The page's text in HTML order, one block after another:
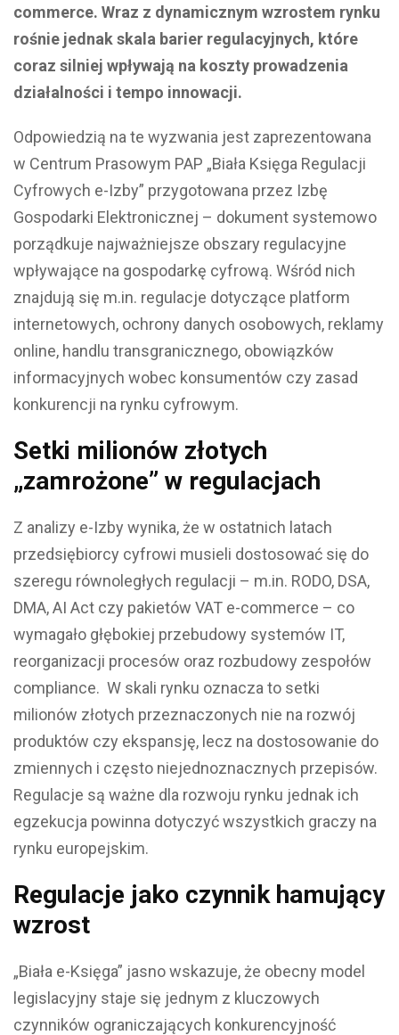
commerce. Wraz z dynamicznym wzrostem rynku
rośnie jednak skala barier regulacyjnych, które
coraz silniej wpływają na koszty prowadzenia
działalności i tempo innowacji.
Odpowiedzią na te wyzwania jest zaprezentowana
w Centrum Prasowym PAP „Biała Księga Regulacji
Cyfrowych e-Izby” przygotowana przez Izbę
Gospodarki Elektronicznej – dokument systemowo
porządkuje najważniejsze obszary regulacyjne
wpływające na gospodarkę cyfrową. Wśród nich
znajdują się m.in. regulacje dotyczące platform
internetowych, ochrony danych osobowych, reklamy
online, handlu transgranicznego, obowiązków
informacyjnych wobec konsumentów czy zasad
konkurencji na rynku cyfrowym.
Setki milionów złotych
„zamrożone” w regulacjach
Z analizy e-Izby wynika, że w ostatnich latach
przedsiębiorcy cyfrowi musieli dostosować się do
szeregu równoległych regulacji – m.in. RODO, DSA,
DMA, AI Act czy pakietów VAT e-commerce – co
wymagało głębokiej przebudowy systemów IT,
reorganizacji procesów oraz rozbudowy zespołów
compliance. W skali rynku oznacza to setki
milionów złotych przeznaczonych nie na rozwój
produktów czy ekspansję, lecz na dostosowanie do
zmiennych i często niejednoznacznych przepisów.
Regulacje są ważne dla rozwoju rynku jednak ich
egzekucja powinna dotyczyć wszystkich graczy na
rynku europejskim.
Regulacje jako czynnik hamujący
wzrost
„Biała e-Księga” jasno wskazuje, że obecny model
legislacyjny staje się jednym z kluczowych
czynników ograniczających konkurencyjność